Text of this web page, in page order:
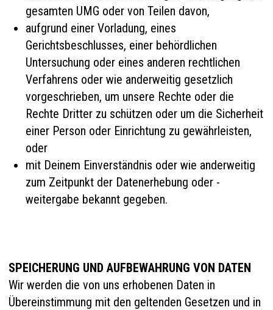
gesamten UMG oder von Teilen davon,
aufgrund einer Vorladung, eines
Gerichtsbeschlusses, einer behördlichen
Untersuchung oder eines anderen rechtlichen
Verfahrens oder wie anderweitig gesetzlich
vorgeschrieben, um unsere Rechte oder die
Rechte Dritter zu schützen oder um die Sicherheit
einer Person oder Einrichtung zu gewährleisten,
oder
mit Deinem Einverständnis oder wie anderweitig
zum Zeitpunkt der Datenerhebung oder -
weitergabe bekannt gegeben.
SPEICHERUNG UND AUFBEWAHRUNG VON DATEN
Wir werden die von uns erhobenen Daten in
Übereinstimmung mit den geltenden Gesetzen und in